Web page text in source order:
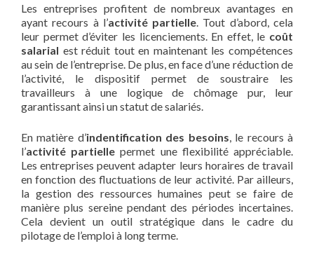
Les entreprises profitent de nombreux avantages en
ayant recours à l’activité partielle . Tout d’abord, cela
leur permet d’éviter les licenciements. En effet, le coût
salarial est réduit tout en maintenant les compétences
au sein de l’entreprise. De plus, en face d’une réduction de
l’activité, le dispositif permet de soustraire les
travailleurs à une logique de chômage pur, leur
garantissant ainsi un statut de salariés.
En matière d’indentification des besoins , le recours à
l’activité partielle permet une flexibilité appréciable.
Les entreprises peuvent adapter leurs horaires de travail
en fonction des fluctuations de leur activité. Par ailleurs,
la gestion des ressources humaines peut se faire de
manière plus sereine pendant des périodes incertaines.
Cela devient un outil stratégique dans le cadre du
pilotage de l’emploi à long terme.